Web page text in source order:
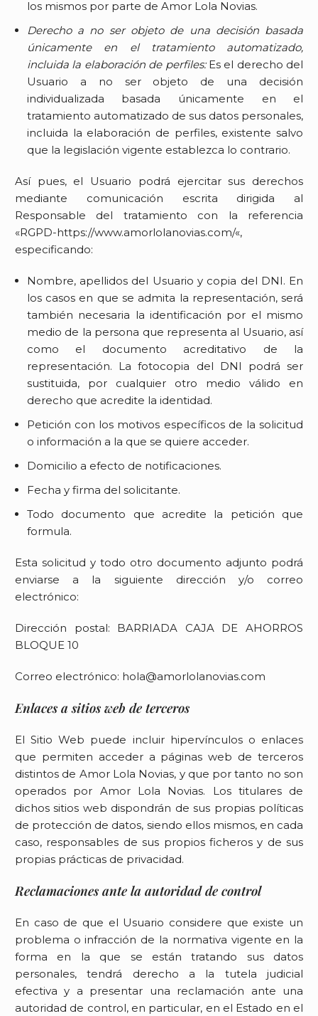
los mismos por parte de Amor Lola Novias.
Derecho a no ser objeto de una decisión basada
únicamente en el tratamiento automatizado,
incluida la elaboración de perfiles:Es el derecho del
Usuario a no ser objeto de una decisión
individualizada basada únicamente en el
tratamiento automatizado de sus datos personales,
incluida la elaboración de perfiles, existente salvo
que la legislación vigente establezca lo contrario.
Así pues, el Usuario podrá ejercitar sus derechos
mediante comunicación escrita dirigida al
Responsable del tratamiento con la referencia
«RGPD-https://www.amorlolanovias.com/«,
especificando:
Nombre, apellidos del Usuario y copia del DNI. En
los casos en que se admita la representación, será
también necesaria la identificación por el mismo
medio de la persona que representa al Usuario, así
como el documento acreditativo de la
representación. La fotocopia del DNI podrá ser
sustituida, por cualquier otro medio válido en
derecho que acredite la identidad.
Petición con los motivos específicos de la solicitud
o información a la que se quiere acceder.
Domicilio a efecto de notificaciones.
Fecha y firma del solicitante.
Todo documento que acredite la petición que
formula.
Esta solicitud y todo otro documento adjunto podrá
enviarse a la siguiente dirección y/o correo
electrónico:
Dirección postal: BARRIADA CAJA DE AHORROS
BLOQUE 10
Correo electrónico: hola@amorlolanovias.com
Enlaces a sitios web de terceros
El Sitio Web puede incluir hipervínculos o enlaces
que permiten acceder a páginas web de terceros
distintos de Amor Lola Novias, y que por tanto no son
operados por Amor Lola Novias. Los titulares de
dichos sitios web dispondrán de sus propias políticas
de protección de datos, siendo ellos mismos, en cada
caso, responsables de sus propios ficheros y de sus
propias prácticas de privacidad.
Reclamaciones ante la autoridad de control
En caso de que el Usuario considere que existe un
problema o infracción de la normativa vigente en la
forma en la que se están tratando sus datos
personales, tendrá derecho a la tutela judicial
efectiva y a presentar una reclamación ante una
autoridad de control, en particular, en el Estado en el